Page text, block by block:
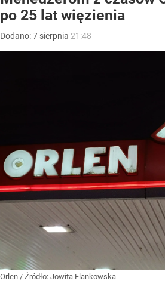
po 25 lat więzienia
Dodano:7 sierpnia 21:48
Orlen / Źródło: Jowita Flankowska